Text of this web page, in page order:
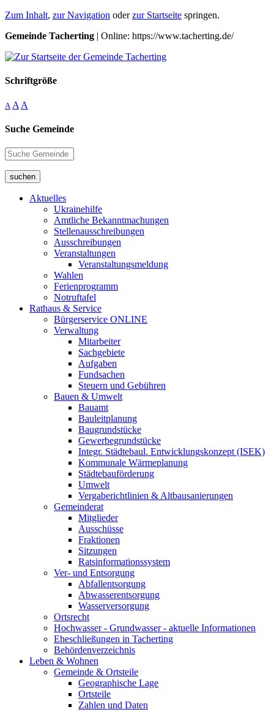
Zum Inhalt, zur Navigation oderzur Startseite springen.
Gemeinde Tacherting | Online: https://www.tacherting.de/
Schriftgröße
A A A
Suche Gemeinde
suchen
Aktuelles
Ukrainehilfe
Amtliche Bekanntmachungen
Stellenausschreibungen
Ausschreibungen
Veranstaltungen
Veranstaltungsmeldung
Wahlen
Ferienprogramm
Notruftafel
Rathaus & Service
Bürgerservice ONLINE
Verwaltung
Mitarbeiter
Sachgebiete
Aufgaben
Fundsachen
Steuern und Gebühren
Bauen & Umwelt
Bauamt
Bauleitplanung
Baugrundstücke
Gewerbegrundstücke
Integr. Städtebaul. Entwicklungskonzept (ISEK)
Kommunale Wärmeplanung
Städtebauförderung
Umwelt
Vergaberichtlinien & Altbausanierungen
Gemeinderat
Mitglieder
Ausschüsse
Fraktionen
Sitzungen
Ratsinformationssystem
Ver- und Entsorgung
Abfallentsorgung
Abwasserentsorgung
Wasserversorgung
Ortsrecht
Hochwasser - Grundwasser - aktuelle Informationen
Eheschließungen in Tacherting
Behördenverzeichnis
Leben & Wohnen
Gemeinde & Ortsteile
Geographische Lage
Ortsteile
Zahlen und Daten